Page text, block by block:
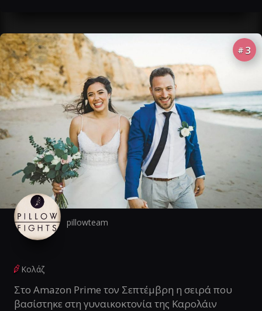
# 3
pillowteam
Κολάζ
Στο Amazon Prime τον Σεπτέμβρη η σειρά που
βασίστηκε στη γυναικοκτονία της Καρολάιν